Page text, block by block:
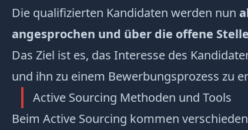
Die qualifizierten Kandidaten werden nun
angesprochen und über die offene
Das Ziel ist es, das Interesse des
und ihn zu einem Bewerbungsprozess zu
Active Sourcing Methoden und Tools
Beim Active Sourcing kommen